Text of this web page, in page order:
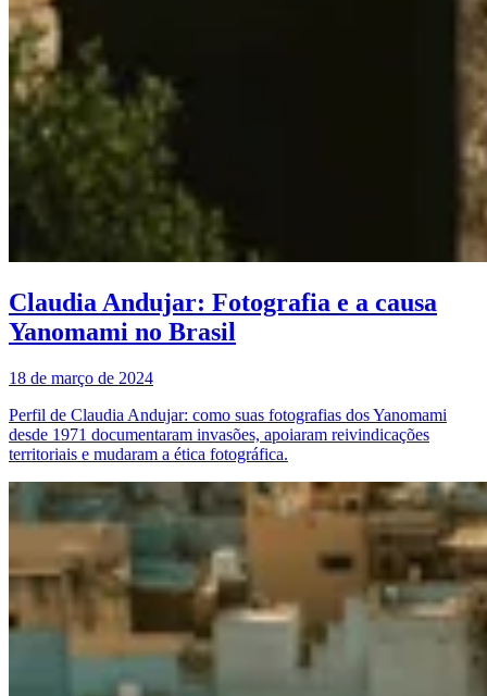
Claudia Andujar: Fotografia e a causa
Yanomami no Brasil
18 de março de 2024
Perfil de Claudia Andujar: como suas fotografias dos Yanomami
desde 1971 documentaram invasões, apoiaram reivindicações
territoriais e mudaram a ética fotográfica.